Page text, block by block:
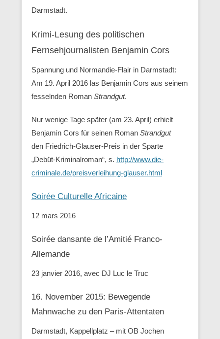
Darmstadt.
Krimi-Lesung des politischen
Fernsehjournalisten Benjamin Cors
Spannung und Normandie-Flair in Darmstadt:
Am 19. April 2016 las Benjamin Cors aus seinem
fesselnden Roman Strandgut.
Nur wenige Tage später (am 23. April) erhielt
Benjamin Cors für seinen Roman Strandgut
den Friedrich-Glauser-Preis in der Sparte
„Debüt-Kriminalroman“, s. http://www.die-
criminale.de/preisverleihung-glauser.html
Soirée Culturelle Africaine
12 mars 2016
Soirée dansante de l’Amitié Franco-
Allemande
23 janvier 2016, avec DJ Luc le Truc
16. November 2015: Bewegende
Mahnwache zu den ‪Paris-Attentaten
Darmstadt, Kappellplatz – mit OB Jochen